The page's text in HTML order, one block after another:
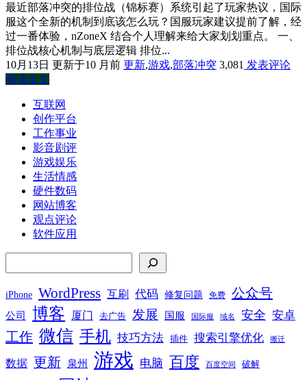
最近部落冲突的排位战（锦标赛）系统引起了玩家热议，国际
服这个全新的机制到底该怎么玩？国服玩家建议提前了解，经
过一番体验，nZoneX 结合个人理解来给大家划划重点。 一、
排位战核心机制与底层逻辑 排位...
10月13日 更新于10 月前 更新,游戏,部落冲突 3,081 发表评论
阅读全文
互联网
创作平台
工作事业
影音剧评
游戏娱乐
生活情感
硬件数码
网站博客
观点评论
软件应用
iPhone WordPress 互刷 代码 修复问题 免费 公众号
公司 博客 厦门 去广告 发展 国服 国际服 域名 安全 安卓
工作 微信 手机 技巧方法 插件 搜索引擎优化 搬迁
数据 更新 泉州 游戏 电脑 百度 百度空间 破解